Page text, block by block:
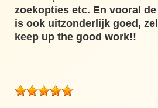
zoekopties etc. En vooral
is ook uitzonderlijk goed,
keep up the good work!!